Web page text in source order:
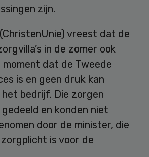
zijn.
vreest dat de
in de zomer ook
dat de Tweede
is en geen druk kan
bedrijf. Die zorgen
en konden niet
door de minister, die
is voor de